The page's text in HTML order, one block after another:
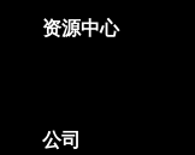
资源中心
公司